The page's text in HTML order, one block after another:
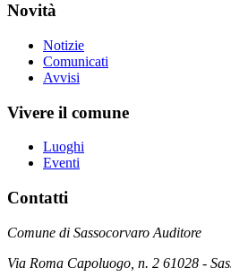
Novità
Notizie
Comunicati
Avvisi
Vivere il comune
Luoghi
Eventi
Contatti
Comune di Sassocorvaro Auditore
Via Roma Capoluogo, n. 2 61028 -